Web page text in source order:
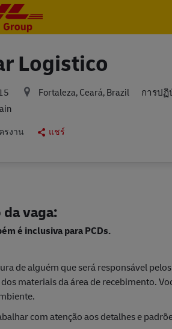
Logistico
Fortaleza, Ceará, Brazil หมวด
การป
รงาน แชร์
vaga:
é inclusiva para PCDs.
de alguém que será responsável
materiais da área de recebimento.
com atenção aos detalhes e